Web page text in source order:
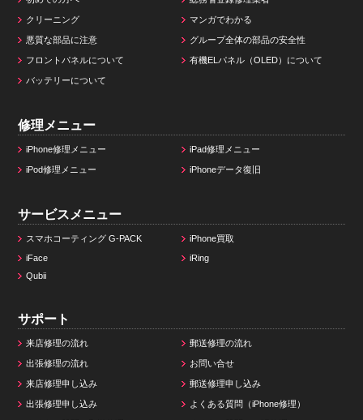
クリーニング マンガでわかる
悪質な部品に注意 グループ全体の部品の安全性
フロントパネルについて 有機ELパネル（OLED）について
バッテリーについて
修理メニュー
iPhone修理メニュー iPad修理メニュー
iPod修理メニュー iPhoneデータ復旧
サービスメニュー
スマホコーティング G-PACK
iPhone買取
iFace
iRing
Qubii
サポート
来店修理の流れ 郵送修理の流れ
出張修理の流れ お問い合せ
来店修理申し込み 郵送修理申し込み
出張修理申し込み よくある質問（iPhone修理）